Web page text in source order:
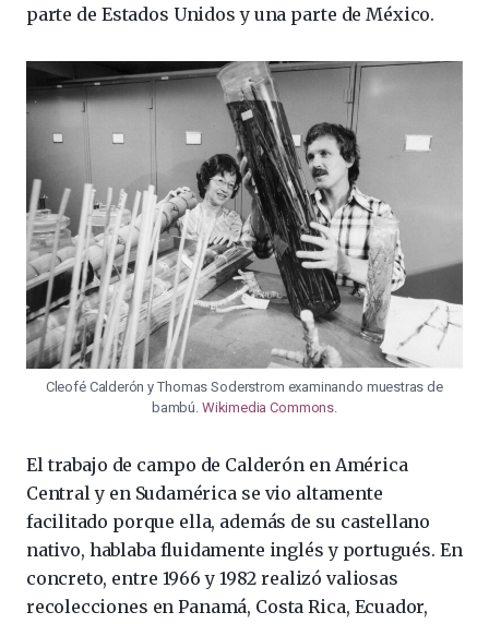
parte de Estados Unidos y una parte de México.
Cleofé Calderón y Thomas Soderstrom examinando muestras de
bambú.Wikimedia Commons.
El trabajo de campo de Calderón en América
Central y en Sudamérica se vio altamente
facilitado porque ella, además de su castellano
nativo, hablaba fluidamente inglés y portugués. En
concreto, entre 1966 y 1982 realizó valiosas
recolecciones en Panamá, Costa Rica, Ecuador,